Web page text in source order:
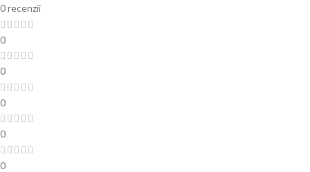
0 recenzii
0
0
0
0
0